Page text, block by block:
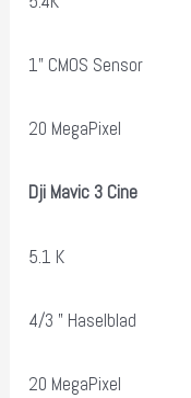
1” CMOS Sensor
20 MegaPixel
Dji Mavic 3 Cine
5.1 K
4/3 ” Haselblad
20 MegaPixel